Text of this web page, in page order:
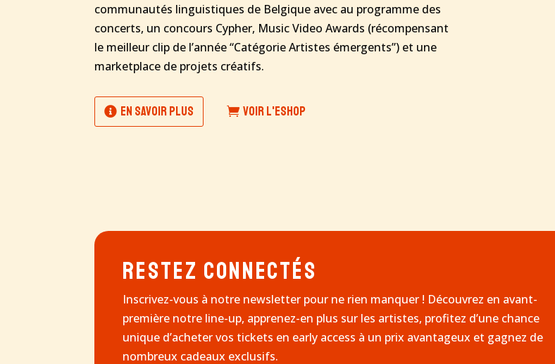
communautés linguistiques de Belgique avec au programme des
concerts, un concours Cypher, Music Video Awards (récompensant
le meilleur clip de l’année “Catégorie Artistes émergents”) et une
marketplace de projets créatifs.
En savoir plus Voir l'eshop
Restez connectés
Inscrivez-vous à notre newsletter pour ne rien manquer ! Découvrez en avant-
première notre line-up, apprenez-en plus sur les artistes, profitez d’une chance
unique d’acheter vos tickets en early access à un prix avantageux et gagnez de
nombreux cadeaux exclusifs.